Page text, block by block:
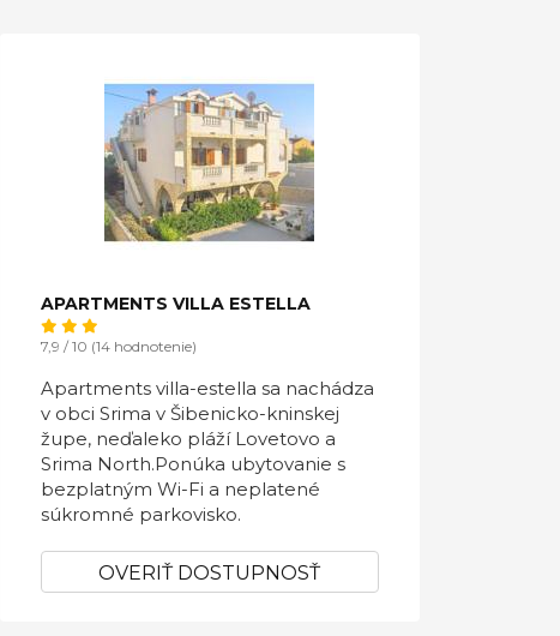
APARTMENTS VILLA ESTELLA
7,9 / 10 (14 hodnotenie)
Apartments villa-estella sa nachádza
v obci Srima v Šibenicko-kninskej
župe, neďaleko pláží Lovetovo a
Srima North.Ponúka ubytovanie s
bezplatným Wi-Fi a neplatené
súkromné ​​parkovisko.
OVERIŤ DOSTUPNOSŤ